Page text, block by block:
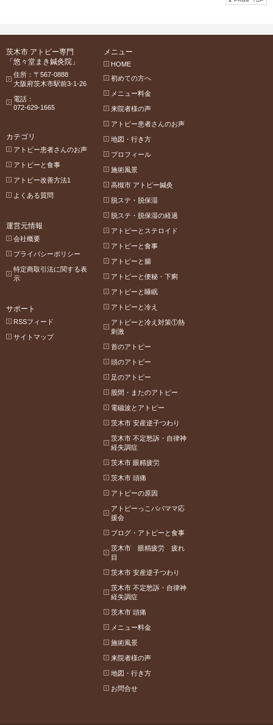
茨木市 アトピー専門
「悠々堂まき鍼灸院」
住所：〒567-0888
大阪府茨木市駅前3-1-26
電話：
072-629-1665
メニュー
HOME
初めての方へ
メニュー料金
来院者様の声
アトピー患者さんのお声
地図・行き方
プロフィール
施術風景
高槻市 アトピー鍼灸
脱ステ・脱保湿
脱ステ・脱保湿の経過
アトピーとステロイド
アトピーと食事
アトピーと腸
アトピーと便秘・下痢
アトピーと睡眠
アトピーと冷え
アトピーと冷え対策①熱
刺激
首のアトピー
頭のアトピー
足のアトピー
股間・またのアトピー
電磁波とアトピー
茨木市 安産逆子つわり
茨木市 不定愁訴・自律神
経失調症
茨木市 眼精疲労
茨木市 頭痛
アトピーの原因
アトピーっこパパママ応
援会
ブログ・アトピーと食事
茨木市 眼精疲労 疲れ
目
茨木市 安産逆子つわり
茨木市 不定愁訴・自律神
経失調症
茨木市 頭痛
メニュー料金
施術風景
来院者様の声
地図・行き方
お問合せ
カテゴリ
アトピー患者さんのお声
アトピーと食事
アトピー改善方法1
よくある質問
運営元情報
会社概要
プライバシーポリシー
特定商取引法に関する表
示
サポート
RSSフィード
サイトマップ